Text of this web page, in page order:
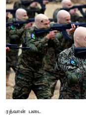
ரத்வான் படை